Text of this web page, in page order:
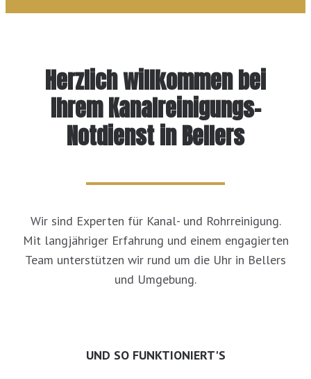
Herzlich willkommen bei
Ihrem Kanalreinigungs-
Notdienst in Bellers
Wir sind Experten für Kanal- und Rohrreinigung.
Mit langjähriger Erfahrung und einem engagierten
Team unterstützen wir rund um die Uhr in Bellers
und Umgebung.
UND SO FUNKTIONIERT'S